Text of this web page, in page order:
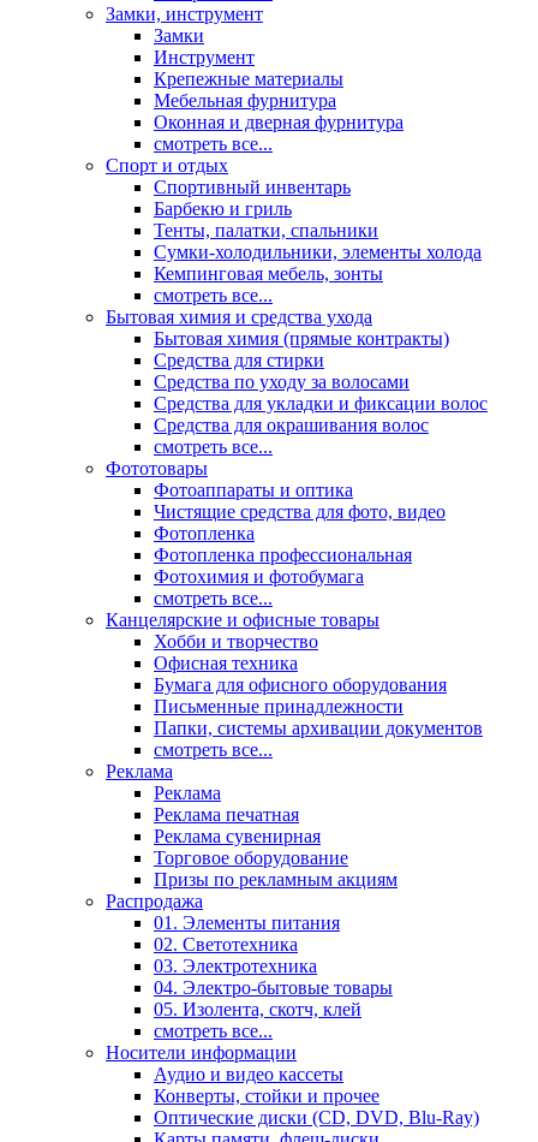
Замки, инструмент
Замки
Инструмент
Крепежные материалы
Мебельная фурнитура
Оконная и дверная фурнитура
смотреть все...
Спорт и отдых
Спортивный инвентарь
Барбекю и гриль
Тенты, палатки, спальники
Сумки-холодильники, элементы холода
Кемпинговая мебель, зонты
смотреть все...
Бытовая химия и средства ухода
Бытовая химия (прямые контракты)
Средства для стирки
Средства по уходу за волосами
Средства для укладки и фиксации волос
Средства для окрашивания волос
смотреть все...
Фототовары
Фотоаппараты и оптика
Чистящие средства для фото, видео
Фотопленка
Фотопленка профессиональная
Фотохимия и фотобумага
смотреть все...
Канцелярские и офисные товары
Хобби и творчество
Офисная техника
Бумага для офисного оборудования
Письменные принадлежности
Папки, системы архивации документов
смотреть все...
Реклама
Реклама
Реклама печатная
Реклама сувенирная
Торговое оборудование
Призы по рекламным акциям
Распродажа
01. Элементы питания
02. Светотехника
03. Электротехника
04. Электро-бытовые товары
05. Изолента, скотч, клей
смотреть все...
Носители информации
Аудио и видео кассеты
Конверты, стойки и прочее
Оптические диски (CD, DVD, Blu-Ray)